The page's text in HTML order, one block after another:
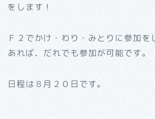
をします！
Ｆ２でかけ・わり・みとりに参加を
あれば、だれでも参加が可能です。
日程は８月２０日です。